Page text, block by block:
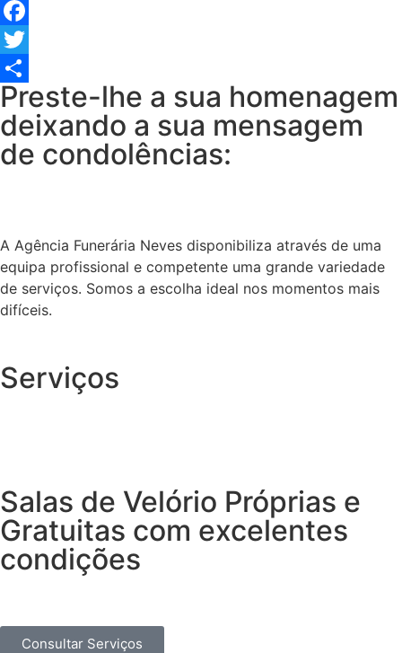
Facebook
Twitter
Share
Preste-lhe a sua homenagem
deixando a sua mensagem
de condolências:
A Agência Funerária Neves disponibiliza através de uma
equipa profissional e competente uma grande variedade
de serviços. Somos a escolha ideal nos momentos mais
difíceis.
Serviços
Salas de Velório Próprias e
Gratuitas com excelentes
condições
Consultar Serviços